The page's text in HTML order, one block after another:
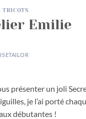
TRICOTS
Emilie
présenter un joli
je l’ai porté
débutantes !